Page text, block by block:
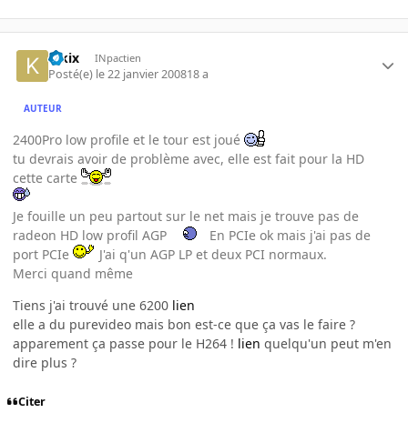
kikix INpactien
Posté(e) le 22 janvier 200818 a
AUTEUR
2400Pro low profile et le tour est joué
tu devrais avoir de problème avec, elle est fait pour la HD
cette carte
Je fouille un peu partout sur le net mais je trouve pas de
radeon HD low profil AGP
En PCIe ok mais j'ai pas de
port PCIe
J'ai q'un AGP LP et deux PCI normaux.
Merci quand même
Tiens j'ai trouvé une 6200 lien
elle a du purevideo mais bon est-ce que ça vas le faire ?
apparement ça passe pour le H264 ! lien quelqu'un peut m'en
dire plus ?
Citer